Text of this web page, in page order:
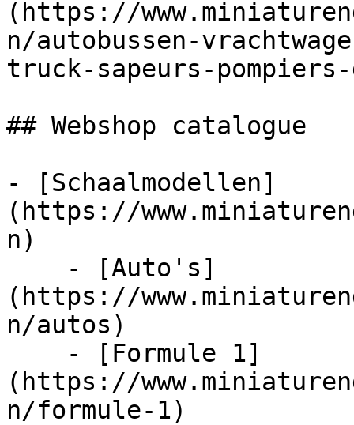
(https://
n/autobussen-
truck-sapeurs-
## Webshop catalogue
- [Schaalmodellen]
(https://
n)
(https://
n/autos)
(https://
n/formule-1)